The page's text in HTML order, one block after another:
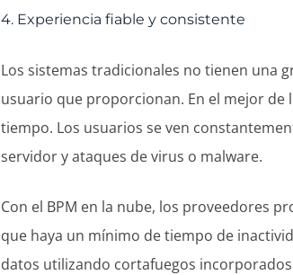
4. Experiencia fiable y consistente
Los sistemas tradicionales no tienen una
usuario que proporcionan. En el mejor de
tiempo. Los usuarios se ven
servidor y ataques de virus o malware.
Con el BPM en la nube, los proveedores
que haya un mínimo de tiempo de
datos utilizando cortafuegos